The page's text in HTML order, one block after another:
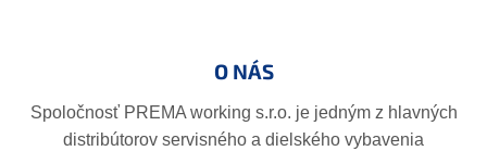
O NÁS
Spoločnosť PREMA working s.r.o. je jedným z hlavných
distribútorov servisného a dielského vybavenia